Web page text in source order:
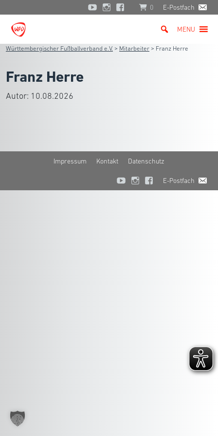
0 E-Postfach
MENU
Württembergischer Fußballverband e.V. > Mitarbeiter > Franz Herre
Franz Herre
Autor: 10.08.2026
Impressum Kontakt Datenschutz
E-Postfach